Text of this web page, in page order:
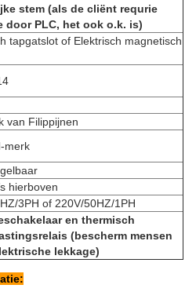
stem (als de cliënt requrie
door PLC, het ook o.k. is)
tapgatslot of Elektrisch magnetisch
van Filippijnen
merk
hierboven
3PH of 220V/50HZ/1PH
en thermisch
(bescherm mensen
lekkage)